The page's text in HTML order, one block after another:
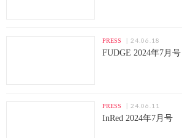
PRESS 24.06.18
FUDGE 2024年7月号
PRESS 24.06.11
InRed 2024年7月号